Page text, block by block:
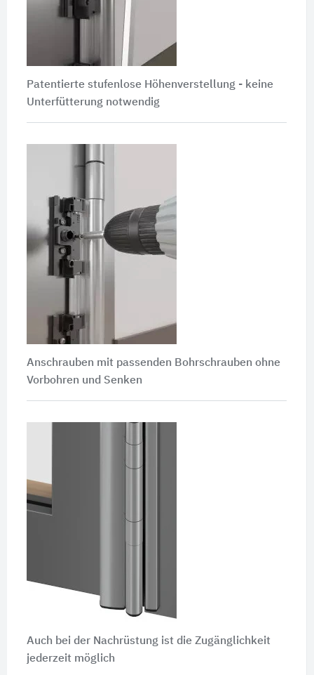
Patentierte stufenlose Höhenverstellung - keine
Unterfütterung notwendig
Anschrauben mit passenden Bohrschrauben ohne
Vorbohren und Senken
Auch bei der Nachrüstung ist die Zugänglichkeit
jederzeit möglich